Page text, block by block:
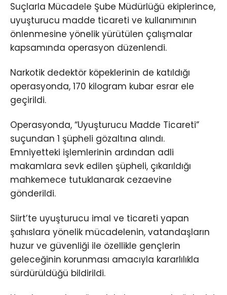
Suçlarla Mücadele Şube Müdürlüğü ekiplerince,
uyuşturucu madde ticareti ve kullanımının
önlenmesine yönelik yürütülen çalışmalar
kapsamında operasyon düzenlendi.
Narkotik dedektör köpeklerinin de katıldığı
operasyonda, 170 kilogram kubar esrar ele
geçirildi.
Operasyonda, “Uyuşturucu Madde Ticareti”
suçundan 1 şüpheli gözaltına alındı.
Emniyetteki işlemlerinin ardından adli
makamlara sevk edilen şüpheli, çıkarıldığı
mahkemece tutuklanarak cezaevine
gönderildi.
Siirt’te uyuşturucu imal ve ticareti yapan
şahıslara yönelik mücadelenin, vatandaşların
huzur ve güvenliği ile özellikle gençlerin
geleceğinin korunması amacıyla kararlılıkla
sürdürüldüğü bildirildi.